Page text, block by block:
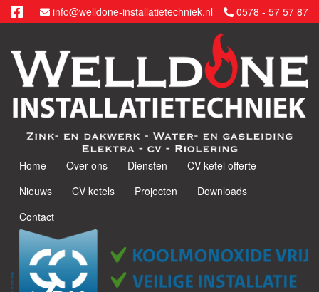
info@welldone-installatietechniek.nl 0578 - 57 57 87
Home Over ons Diensten
CV-ketel offerte
Nieuws
CV ketels Projecten
Downloads
Contact